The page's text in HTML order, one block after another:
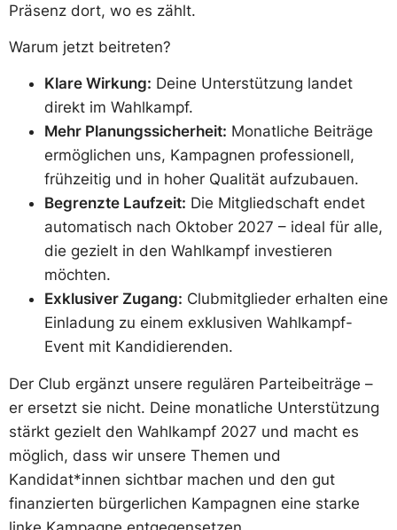
Präsenz dort, wo es zählt.
Warum jetzt beitreten?
Klare Wirkung: Deine Unterstützung landet
direkt im Wahlkampf.
Mehr Planungssicherheit: Monatliche Beiträge
ermöglichen uns, Kampagnen professionell,
frühzeitig und in hoher Qualität aufzubauen.
Begrenzte Laufzeit: Die Mitgliedschaft endet
automatisch nach Oktober 2027 – ideal für alle,
die gezielt in den Wahlkampf investieren
möchten.
Exklusiver Zugang: Clubmitglieder erhalten eine
Einladung zu einem exklusiven Wahlkampf-
Event mit Kandidierenden.
Der Club ergänzt unsere regulären Parteibeiträge –
er ersetzt sie nicht. Deine monatliche Unterstützung
stärkt gezielt den Wahlkampf 2027 und macht es
möglich, dass wir unsere Themen und
Kandidat*innen sichtbar machen und den gut
finanzierten bürgerlichen Kampagnen eine starke